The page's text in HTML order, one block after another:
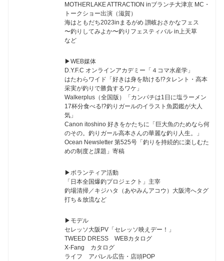
MOTHERLAKE ATTRACTION inブランチ大津京 MC・
トークショー出演（滋賀）
海はともだち2023inまるがめ 讃岐おさかなフェス
〜釣りしてみよか〜釣りフェスティバル in上天草
など
▶︎WEB媒体
D.Y.F.C オンラインアカデミー「４コマ水産学」
はたわらワイド「好きは身を助ける!?タレント・高本
采実が釣りで勝負するワケ」
Walkerplus（全国版）「カンパチは1日に塩ラーメン
17杯分食べる!?釣りガールのイラスト魚図鑑が大人
気」
Canon itoshino 好きをかたちに「巨大魚のためなら何
のその。釣りガール高本さんの華麗な釣り人生。」
Ocean Newsletter 第525号「釣りを持続的に楽しむた
めの制度と課題」寄稿
▶︎ボランティア活動
「日本全国爆釣プロジェクト」主宰
釣場清掃／キジハタ（あやみんアコウ）大阪湾へタグ
打ち＆放流など
▶︎モデル
セレッソ大阪PV「セレッソ映えデー！」
TWEED DRESS WEBカタログ
X-Fang カタログ
ライフ アパレル広告・店頭POP